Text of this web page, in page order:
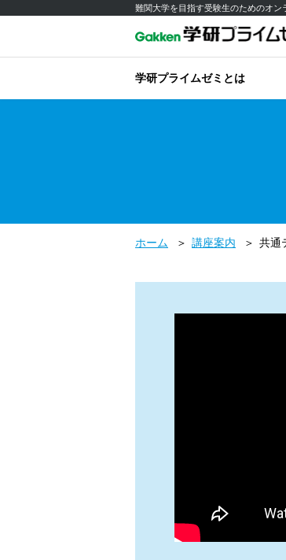
難関大学を目指す受験生のためのオン
学研プライムゼミとは
ホーム 講座案内 共通